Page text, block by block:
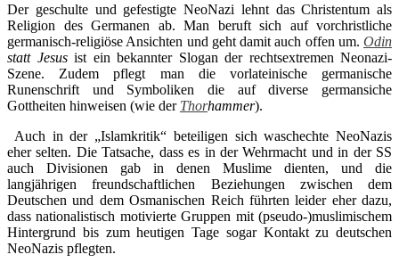
Der geschulte und gefestigte NeoNazi lehnt das Christentum als
Religion des Germanen ab. Man beruft sich auf vorchristliche
germanisch-religiöse Ansichten und geht damit auch offen um. Odin
statt Jesusist ein bekannter Slogan der rechtsextremen Neonazi-
Szene. Zudem pflegt man die vorlateinische germanische
Runenschrift und Symboliken die auf diverse germansiche
Gottheiten hinweisen (wie der Thorhammer).
Auch in der „Islamkritik“ beteiligen sich waschechte NeoNazis
eher selten. Die Tatsache, dass es in der Wehrmacht und in der SS
auch Divisionen gab in denen Muslime dienten, und die
langjährigen freundschaftlichen Beziehungen zwischen dem
Deutschen und dem Osmanischen Reich führten leider eher dazu,
dass nationalistisch motivierte Gruppen mit (pseudo-)muslimischem
Hintergrund bis zum heutigen Tage sogar Kontakt zu deutschen
NeoNazis pflegten.